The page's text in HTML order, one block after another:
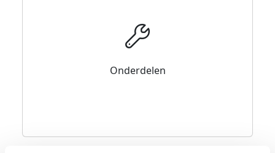
Onderdelen